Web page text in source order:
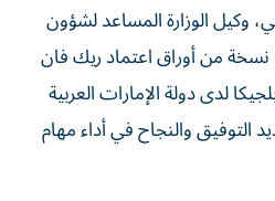
وكيل الوزارة المساعد لشؤون
نسخة من أوراق اعتماد ريك فان
لدى دولة الإمارات العربية
التوفيق والنجاح في أداء مهام